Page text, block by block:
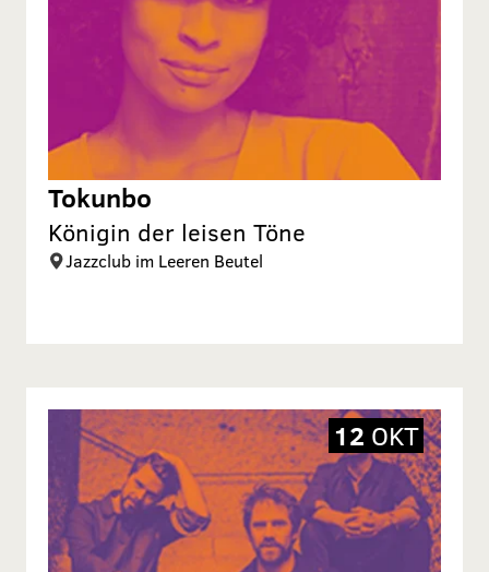
Tokunbo
Königin der leisen Töne
Jazzclub im Leeren Beutel
12 OKT